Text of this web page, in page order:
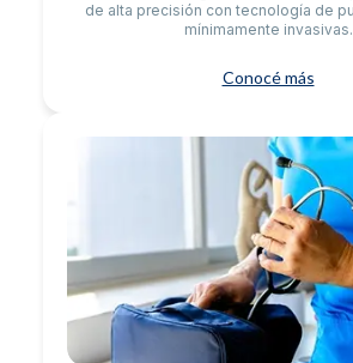
de alta precisión con tecnología de
mínimamente invasivas.
Conocé más